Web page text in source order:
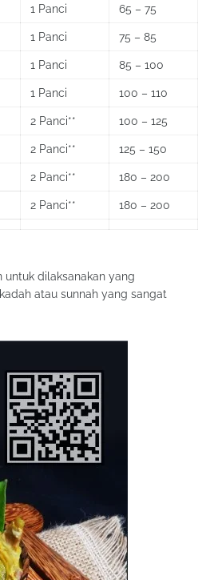
1 Panci 65 – 75
1 Panci 75 – 85
1 Panci 85 – 100
1 Panci 100 – 110
2 Panci** 100 – 125
2 Panci** 125 – 150
2 Panci** 180 – 200
2 Panci** 180 – 200
untuk dilaksanakan yang
atau sunnah yang sangat